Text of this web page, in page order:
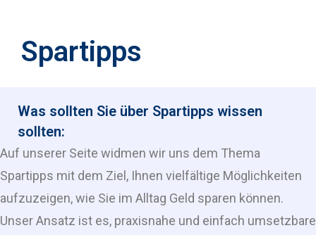
Spartipps
Was sollten Sie über Spartipps wissen
sollten:
Auf unserer Seite widmen wir uns dem Thema
Spartipps mit dem Ziel, Ihnen vielfältige Möglichkeiten
aufzuzeigen, wie Sie im Alltag Geld sparen können.
Unser Ansatz ist es, praxisnahe und einfach umsetzbare